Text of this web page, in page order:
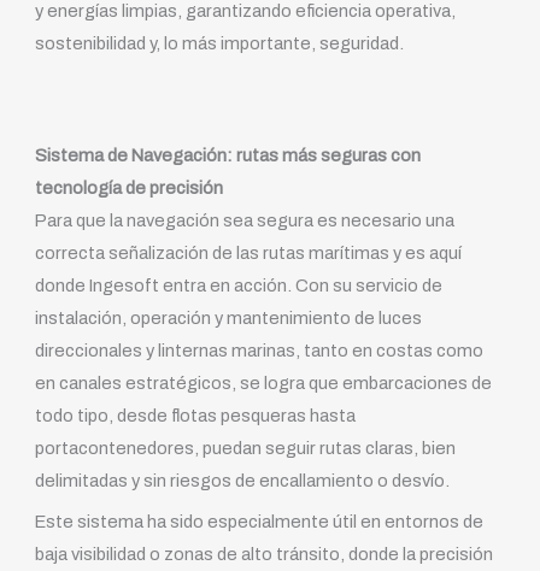
y energías limpias, garantizando eficiencia operativa,
sostenibilidad y, lo más importante, seguridad.
Sistema de Navegación: rutas más seguras con
tecnología de precisión
Para que la navegación sea segura es necesario una
correcta señalización de las rutas marítimas y es aquí
donde Ingesoft entra en acción. Con su servicio de
instalación, operación y mantenimiento de luces
direccionales y linternas marinas, tanto en costas como
en canales estratégicos, se logra que embarcaciones de
todo tipo, desde flotas pesqueras hasta
portacontenedores, puedan seguir rutas claras, bien
delimitadas y sin riesgos de encallamiento o desvío.
Este sistema ha sido especialmente útil en entornos de
baja visibilidad o zonas de alto tránsito, donde la precisión